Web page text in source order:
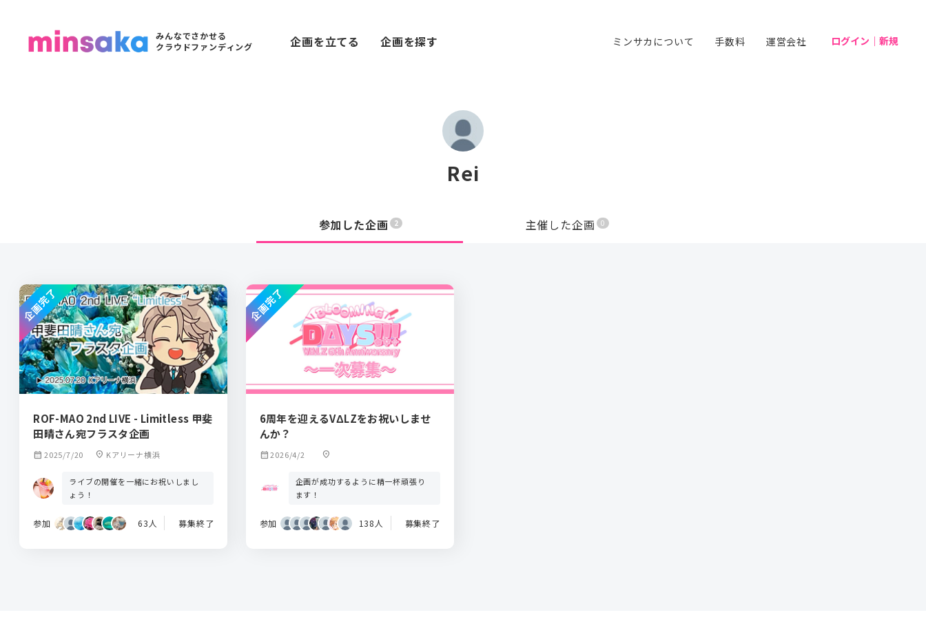
みんなでさかせる
クラウドファンディング
企画を立てる 企画を探す ミンサカについて 手数料 運営会社 ログイン｜新規
Rei
参加した企画 2 主催した企画 0
ROF-MAO 2nd LIVE - Limitless 甲斐
田晴さん宛フラスタ企画
calendar_month 2025/7/20 location_on Kアリーナ横浜
ライブの開催を一緒にお祝いしまし
ょう！
参加 63人 募集終了
企画完了
6周年を迎えるVΔLZをお祝いしませ
んか？
calendar_month2026/4/2 location_on
企画が成功するように精一杯頑張り
ます！
参加 138人 募集終了
企画完了